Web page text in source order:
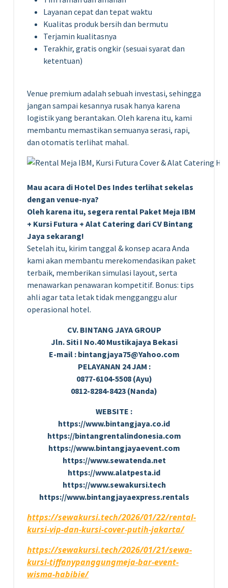
Layanan cepat dan tepat waktu
Kualitas produk bersih dan bermutu
Terjamin kualitasnya
Terakhir, gratis ongkir (sesuai syarat dan
ketentuan)
Venue premium adalah sebuah investasi, sehingga
jangan sampai kesannya rusak hanya karena
logistik yang berantakan. Oleh karena itu, kami
membantu memastikan semuanya serasi, rapi,
dan otomatis terlihat mahal.
Mau acara di Hotel Des Indes terlihat sekelas
dengan venue-nya?
Oleh karena itu, segera rental Paket Meja IBM
+ Kursi Futura + Alat Catering dari CV Bintang
Jaya sekarang!
Setelah itu, kirim tanggal & konsep acara Anda
kami akan membantu merekomendasikan paket
terbaik, memberikan simulasi layout, serta
menawarkan penawaran kompetitif. Bonus: tips
ahli agar tata letak tidak mengganggu alur
operasional hotel.
CV. BINTANG JAYA GROUP
Jln. Siti I No.40 Mustikajaya Bekasi
E-mail : bintangjaya75@Yahoo.com
PELAYANAN 24 JAM :
0877-6104-5508 (Ayu)
0812-8284-8423 (Nanda)
WEBSITE :
https://www.bintangjaya.co.id
https://bintangrentalindonesia.com
https://www.bintangjayaevent.com
https://www.sewatenda.net
https://www.alatpesta.id
https://www.sewakursi.tech
https://www.bintangjayaexpress.rentals
https://sewakursi.tech/2026/01/22/rental-
kursi-vip-dan-kursi-cover-putih-jakarta/
https://sewakursi.tech/2026/01/21/sewa-
kursi-tiffanypanggungmeja-bar-event-
wisma-habibie/